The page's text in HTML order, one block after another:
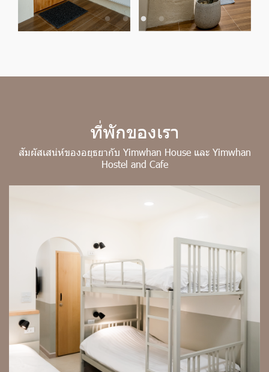
ที่พักของเรา
สัมผัสเสน่ห์ของอยุธยากับ Yimwhan House และYimwhan
Hostel and Cafe